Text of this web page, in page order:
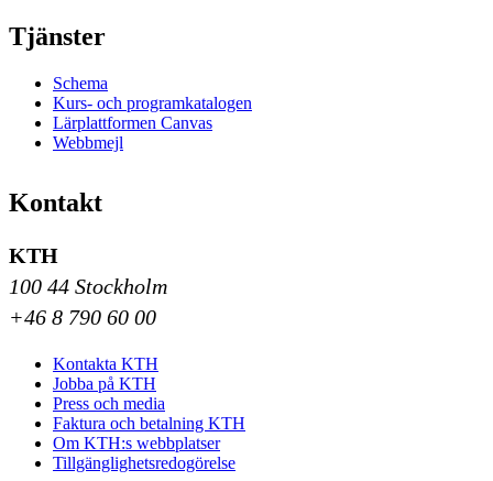
Tjänster
Schema
Kurs- och programkatalogen
Lärplattformen Canvas
Webbmejl
Kontakt
KTH
100 44 Stockholm
+46 8 790 60 00
Kontakta KTH
Jobba på KTH
Press och media
Faktura och betalning KTH
Om KTH:s webbplatser
Tillgänglighetsredogörelse